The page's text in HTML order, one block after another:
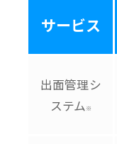
サービス
出面管理シ
ステム ※